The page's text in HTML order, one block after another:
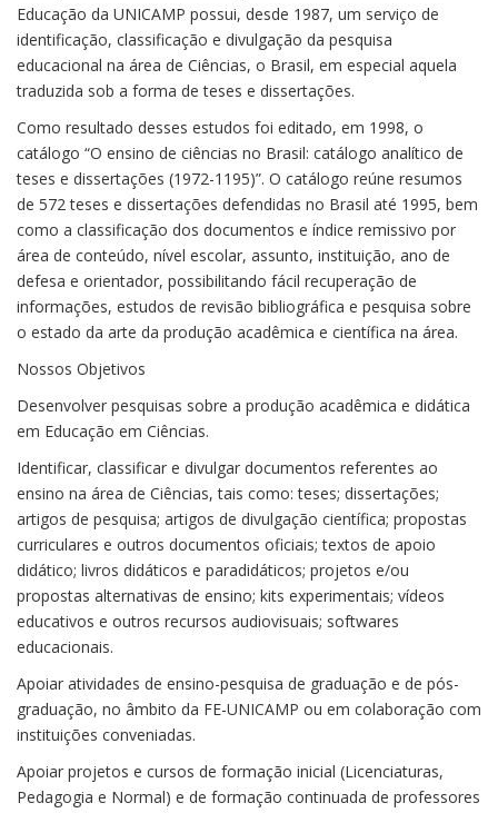
Educação da UNICAMP possui, desde 1987, um serviço de
identificação, classificação e divulgação da pesquisa
educacional na área de Ciências, o Brasil, em especial aquela
traduzida sob a forma de teses e dissertações.
Como resultado desses estudos foi editado, em 1998, o
catálogo “O ensino de ciências no Brasil: catálogo analítico de
teses e dissertações (1972-1195)”. O catálogo reúne resumos
de 572 teses e dissertações defendidas no Brasil até 1995, bem
como a classificação dos documentos e índice remissivo por
área de conteúdo, nível escolar, assunto, instituição, ano de
defesa e orientador, possibilitando fácil recuperação de
informações, estudos de revisão bibliográfica e pesquisa sobre
o estado da arte da produção acadêmica e científica na área.
Nossos Objetivos
Desenvolver pesquisas sobre a produção acadêmica e didática
em Educação em Ciências.
Identificar, classificar e divulgar documentos referentes ao
ensino na área de Ciências, tais como: teses; dissertações;
artigos de pesquisa; artigos de divulgação científica; propostas
curriculares e outros documentos oficiais; textos de apoio
didático; livros didáticos e paradidáticos; projetos e/ou
propostas alternativas de ensino; kits experimentais; vídeos
educativos e outros recursos audiovisuais; softwares
educacionais.
Apoiar atividades de ensino-pesquisa de graduação e de pós-
graduação, no âmbito da FE-UNICAMP ou em colaboração com
instituições conveniadas.
Apoiar projetos e cursos de formação inicial (Licenciaturas,
Pedagogia e Normal) e de formação continuada de professores